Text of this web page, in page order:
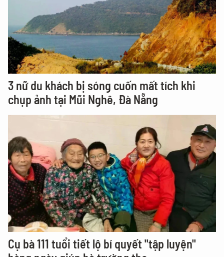
3 nữ du khách bị sóng cuốn mất tích khi
chụp ảnh tại Mũi Nghê, Đà Nẵng
Cụ bà 111 tuổi tiết lộ bí quyết "tập luyện"